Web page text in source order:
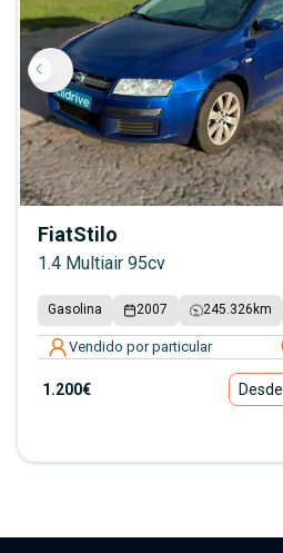
FiatStilo
1.4 Multiair 95cv
Gasolina 2007 245.326 km
Vendido por particular
1.200€ Desde